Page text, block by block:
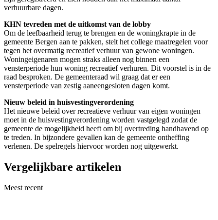
verhuurbare dagen.
KHN tevreden met de uitkomst van de lobby
Om de leefbaarheid terug te brengen en de woningkrapte in de
gemeente Bergen aan te pakken, stelt het college maatregelen voor
tegen het overmatig recreatief verhuur van gewone woningen.
Woningeigenaren mogen straks alleen nog binnen een
vensterperiode hun woning recreatief verhuren. Dit voorstel is in de
raad besproken. De gemeenteraad wil graag dat er een
vensterperiode van zestig aaneengesloten dagen komt.
Nieuw beleid in huisvestingverordening
Het nieuwe beleid over recreatieve verhuur van eigen woningen
moet in de huisvestingverordening worden vastgelegd zodat de
gemeente de mogelijkheid heeft om bij overtreding handhavend op
te treden. In bijzondere gevallen kan de gemeente ontheffing
verlenen. De spelregels hiervoor worden nog uitgewerkt.
Vergelijkbare artikelen
Meest recent